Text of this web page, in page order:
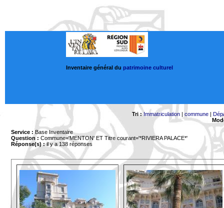
Inventaire général du patrimoine culturel
Tri : Immatriculation |commune |
Service : Base Inventaire
Question : Commune='MENTON' ET Titre courant='*RIVIERA PALACE*'
Réponse(s) :il y a 138 réponses